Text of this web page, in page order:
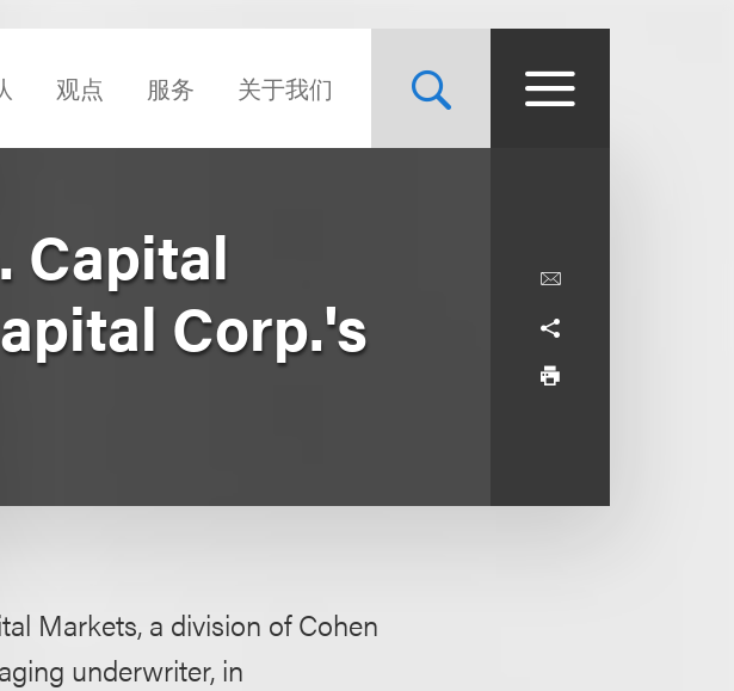
观点 服务 关于我们
Capital
Corp.'s
Markets, a division of Cohen
underwriter, in